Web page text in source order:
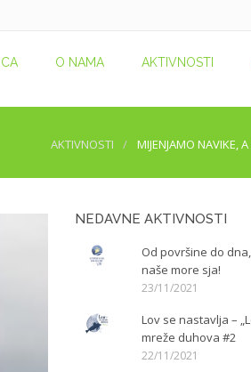
O NAMA AKTIVNOSTI
AKTIVNOSTI MIJENJAMO NAVIKE,
NEDAVNE AKTIVNOSTI
Od površine do
naše more sja!
23/11/2021
Lov se nastavlja –
mreže duhova #2
22/11/2021